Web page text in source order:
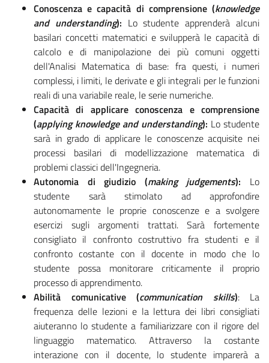
Conoscenza e capacità di comprensione (knowledge
and understanding): Lo studente apprenderà alcuni
basilari concetti matematici e svilupperà le capacità di
calcolo e di manipolazione dei più comuni oggetti
dell'Analisi Matematica di base: fra questi, i numeri
complessi, i limiti, le derivate e gli integrali per le funzioni
reali di una variabile reale, le serie numeriche.
Capacità di applicare conoscenza e comprensione
(applying knowledge and understanding): Lo studente
sarà in grado di applicare le conoscenze acquisite nei
processi basilari di modellizzazione matematica di
problemi classici dell'Ingegneria.
Autonomia di giudizio (making judgements): Lo
studente sarà stimolato ad approfondire
autonomamente le proprie conoscenze e a svolgere
esercizi sugli argomenti trattati. Sarà fortemente
consigliato il confronto costruttivo fra studenti e il
confronto costante con il docente in modo che lo
studente possa monitorare criticamente il proprio
processo di apprendimento.
Abilità comunicative (communication skills): La
frequenza delle lezioni e la lettura dei libri consigliati
aiuteranno lo studente a familiarizzare con il rigore del
linguaggio matematico. Attraverso la costante
interazione con il docente, lo studente imparerà a